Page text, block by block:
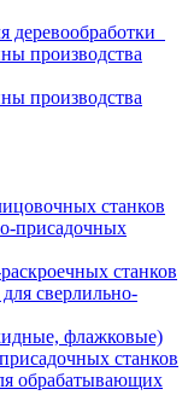
деревообработки
производства
производства
станков
присадочных
станков
сверлильно-
флажковые)
станков
обрабатывающих